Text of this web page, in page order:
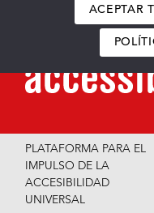
ACEPTAR
PLATAFORMA PARA EL
IMPULSO DE LA
ACCESIBILIDAD
UNIVERSAL